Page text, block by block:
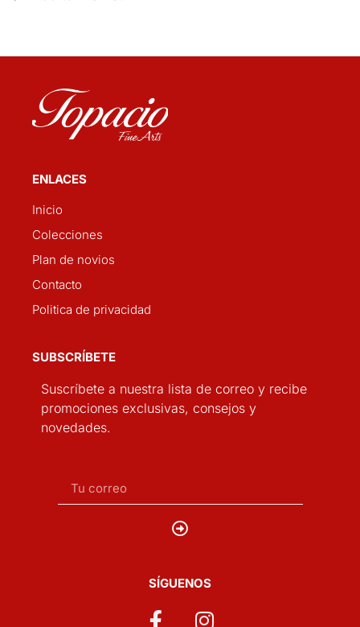
ENLACES
Inicio
Colecciones
Plan de novios
Contacto
Politica de privacidad
SUBSCRÍBETE
Suscríbete a nuestra lista de correo y recibe
promociones exclusivas, consejos y
novedades.
SÍGUENOS